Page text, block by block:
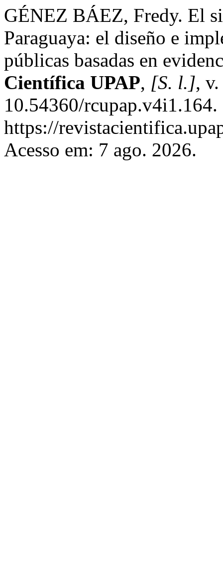
GÉNEZ BÁEZ, Fredy. El
Paraguaya: el diseño e
públicas basadas en
Científica UPAP, [S. l.],
10.54360/
https://
Acesso em: 7 ago. 2026.